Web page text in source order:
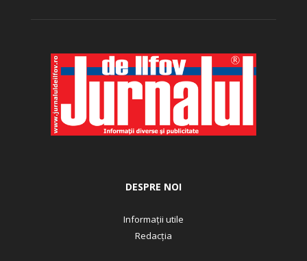
DESPRE NOI
Informații utile
Redacția